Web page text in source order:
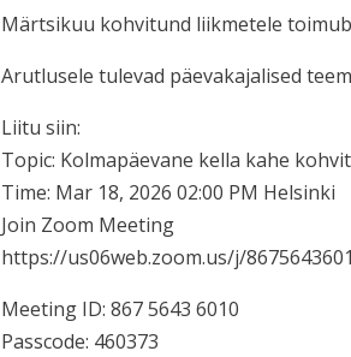
Märtsikuu kohvitund liikmetele toimub
Arutlusele tulevad päevakajalised
Liitu siin:
Topic: Kolmapäevane kella kahe
Time: Mar 18, 2026 02:00 PM Helsinki
Join Zoom Meeting
https://us06web.zoom.us/j/
Meeting ID: 867 5643 6010
Passcode: 460373